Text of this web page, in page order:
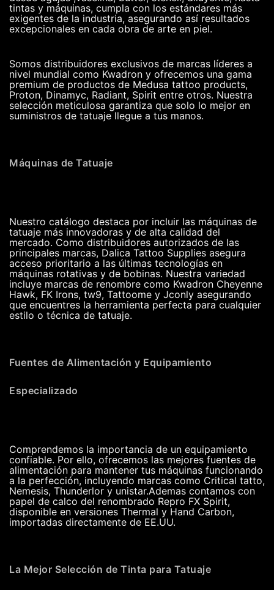
tintas y máquinas, cumpla con los estándares más
exigentes de la industria, asegurando así resultados
excepcionales en cada obra de arte en piel.
Somos distribuidores exclusivos de marcas líderes a
nivel mundial como Kwadron y ofrecemos una gama
premium de productos de Medusa tattoo products,
Proton, Dinamyc, Radiant, Spirit entre otros. Nuestra
selección meticulosa garantiza que solo lo mejor en
suministros de tatuaje llegue a tus manos.
Máquinas de Tatuaje
Nuestro catálogo destaca por incluir las máquinas de
tatuaje más innovadoras y de alta calidad del
mercado. Como distribuidores autorizados de las
principales marcas, Dalica Tattoo Supplies asegura
acceso prioritario a las últimas tecnologías en
máquinas rotativas y de bobinas. Nuestra variedad
incluye marcas de renombre como Kwadron Cheyenne
Hawk, FK Irons, tw9, Tattoome y Jconly asegurando
que encuentres la herramienta perfecta para cualquier
estilo o técnica de tatuaje.
Fuentes de Alimentación y Equipamiento
Especializado
Comprendemos la importancia de un equipamiento
confiable. Por ello, ofrecemos las mejores fuentes de
alimentación para mantener tus máquinas funcionando
a la perfección, incluyendo marcas como Critical tatto,
Nemesis, Thunderlor y unistar.Ademas contamos con
papel de calco del renombrado Repro FX Spirit,
disponible en versiones Thermal y Hand Carbon,
importadas directamente de EE.UU.
La Mejor Selección de Tinta para Tatuaje